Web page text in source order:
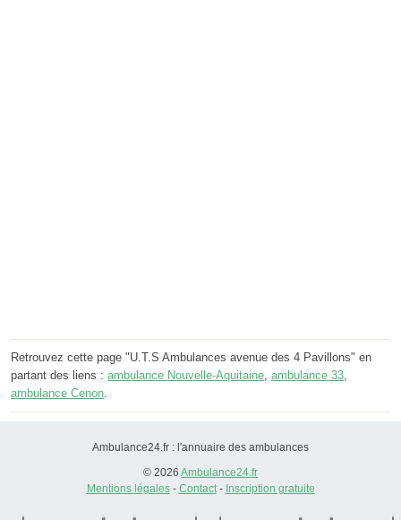
Retrouvez cette page "U.T.S Ambulances avenue des 4 Pavillons" en
partant des liens : ambulance Nouvelle-Aquitaine, ambulance 33,
ambulance Cenon.
Ambulance24.fr : l'annuaire des ambulances
© 2026 Ambulance24.fr
Mentions légales- Contact- Inscription gratuite